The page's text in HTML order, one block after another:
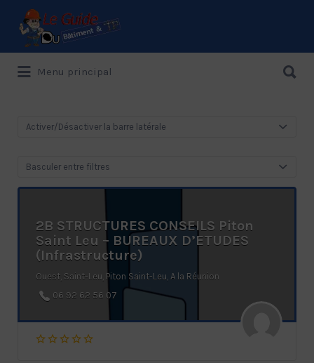
Le Guide de référence depuis 1995
Rechercher:
Menu principal
Activer/Désactiver la barre latérale
Basculer entre filtres
2B STRUCTURES CONSEILS Piton
Saint Leu – BUREAUX D’ETUDES
(Infrastructure)
Ouest, Saint-Leu, Piton Saint-Leu, A la Réunion
06 92 62 56 07